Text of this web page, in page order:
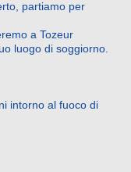
partiamo per
a Tozeur
luogo di soggiorno.
intorno al fuoco di